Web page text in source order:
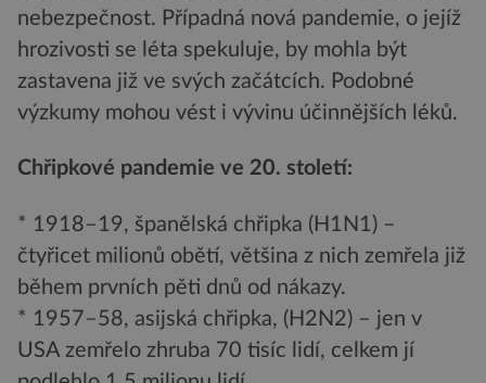
nebezpečnost. Případná nová pandemie, o jejíž
hrozivosti se léta spekuluje, by mohla být
zastavena již ve svých začátcích. Podobné
výzkumy mohou vést i vývinu účinnějších léků.
Chřipkové pandemie ve 20. století:
* 1918–19, španělská chřipka (H1N1) –
čtyřicet milionů obětí, většina z nich zemřela již
během prvních pěti dnů od nákazy.
* 1957–58, asijská chřipka, (H2N2) – jen v
USA zemřelo zhruba 70 tisíc lidí, celkem jí